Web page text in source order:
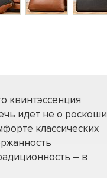
квинтэссенция
идет не о роскоши
классических
– в